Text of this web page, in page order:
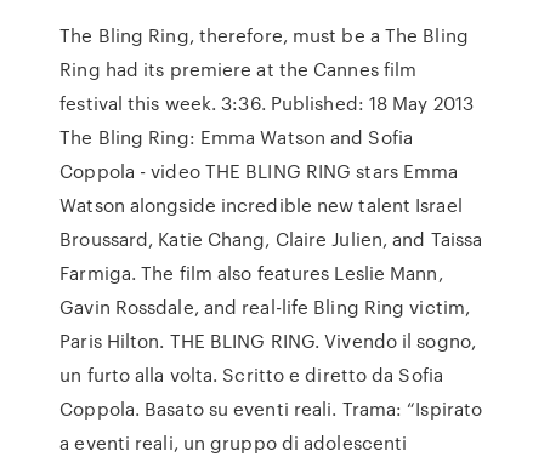
The Bling Ring, therefore, must be a The Bling
Ring had its premiere at the Cannes film
festival this week. 3:36. Published: 18 May 2013
The Bling Ring: Emma Watson and Sofia
Coppola - video THE BLING RING stars Emma
Watson alongside incredible new talent Israel
Broussard, Katie Chang, Claire Julien, and Taissa
Farmiga. The film also features Leslie Mann,
Gavin Rossdale, and real-life Bling Ring victim,
Paris Hilton. THE BLING RING. Vivendo il sogno,
un furto alla volta. Scritto e diretto da Sofia
Coppola. Basato su eventi reali. Trama: “Ispirato
a eventi reali, un gruppo di adolescenti